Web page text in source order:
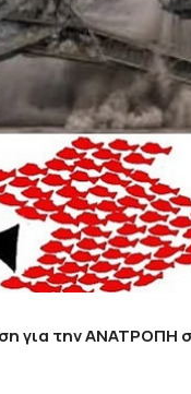
για την ΑΝΑΤΡΟΠΗ